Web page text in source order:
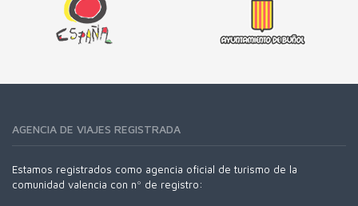
AGENCIA DE VIAJES REGISTRADA
Estamos registrados como agencia oficial de turismo de la
comunidad valencia con nº de registro: